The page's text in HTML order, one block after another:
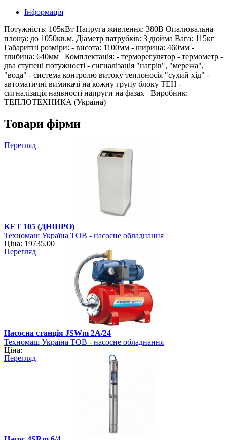
Інформація
Потужність: 105кВт Напруга живлення: 380В Опалювальна
площа: до 1050кв.м. Діаметр патрубків: 3 дюйма Вага: 115кг
Габаритні розміри: - висота: 1100мм - ширина: 460мм -
глибина: 640мм Комплектація: - терморегулятор - термометр -
два ступені потужності - сигналізація "нагрів", "мережа",
"вода" - система контролю витоку теплоносія "сухий хід" -
автоматичні вимикачі на кожну групу блоку ТЕН -
сигналізація наявності напруги на фазах Виробник:
ТЕПЛОТЕХНИКА (Україна)
Товари фірми
Перегляд
КЕТ 105 (ДНІПРО)
Техномаш Україна ТОВ - насосне обладнання
Ціна: 19735.00
Перегляд
Насосна станція JSWm 2A/24
Техномаш Україна ТОВ - насосне обладнання
Ціна:
Перегляд